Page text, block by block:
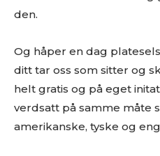
Les bloggen. Passer din
sjekk om din musikk ligger i
på. På den måten slipper
Musikken din passer inn.
review@musikkbloggen.no.
den.
Og håper en dag
ditt tar oss som sitter og
helt gratis og på eget
verdsatt på samme måte
amerikanske, tyske og